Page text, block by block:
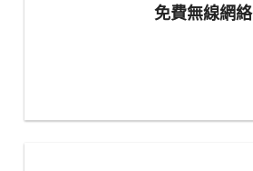
免費無線網絡